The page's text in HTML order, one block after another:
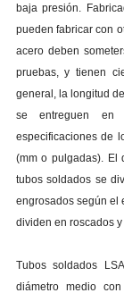
baja presión.
pueden fabricar con
acero deben
pruebas, y tienen
general, la longitud
se entreguen en
especificaciones de
(mm o pulgadas). El
tubos soldados se
engrosados según el
dividen en roscados
Tubos soldados
diámetro medio